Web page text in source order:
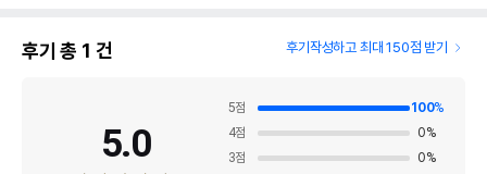
후기 총 1 건 후기작성하고 최대 150점 받기
5.0
5점 100%
4점 0%
3점 0%